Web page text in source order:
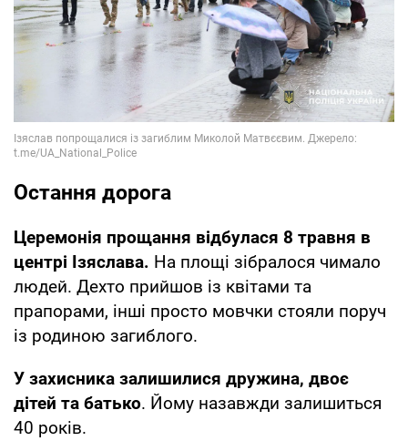
Остання дорога
Церемонія прощання відбулася 8 травня в
центрі Ізяслава. На площі зібралося чимало
людей. Дехто прийшов із квітами та
прапорами, інші просто мовчки стояли поруч
із родиною загиблого.
У захисника залишилися дружина, двоє
дітей та батько. Йому назавжди залишиться
40 років.